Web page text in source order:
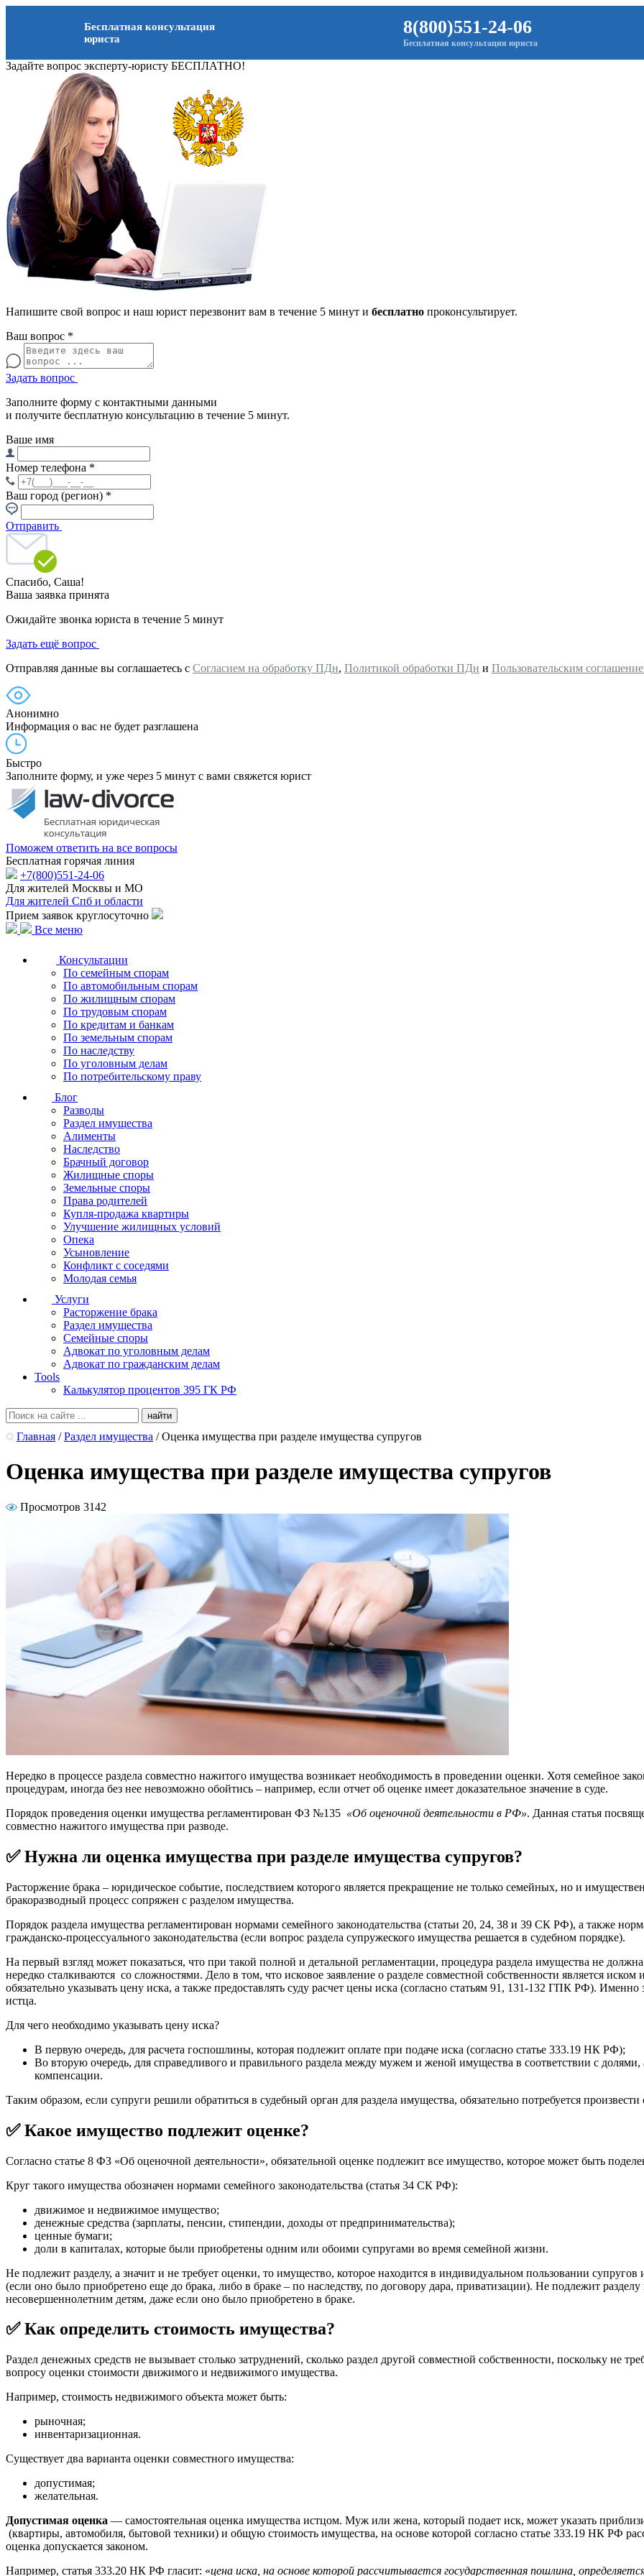
Бесплатная консультация
юриста
8(800)551-24-06
Бесплатная консультация юриста
Задайте вопрос эксперту-юристу БЕСПЛАТНО!
Напишите свой вопрос и наш юрист перезвонит вам в течение 5 минут и бесплатно проконсультирует.
Ваш вопрос *
Задать вопрос
Заполните форму с контактными данными
и получите бесплатную консультацию в течение 5 минут.
Ваше имя
Номер телефона *
Ваш город (регион) *
Отправить
Спасибо, Саша!
Ваша заявка принята
Ожидайте звонка юриста в течение 5 минут
Задать ещё вопрос
Отправляя данные вы соглашаетесь с Согласием на обработку ПДн, Политикой обработки ПДн и Пользовательским
Анонимно
Информация о вас не будет разглашена
Быстро
Заполните форму, и уже через 5 минут с вами свяжется юрист
Поможем ответить на все вопросы
Бесплатная горячая линия
+7(800)551-24-06
Для жителей Москвы и МО
Для жителей Спб и области
Прием заявок круглосуточно
Все меню
Консультации
По семейным спорам
По автомобильным спорам
По жилищным спорам
По трудовым спорам
По кредитам и банкам
По земельным спорам
По наследству
По уголовным делам
По потребительскому праву
Блог
Разводы
Раздел имущества
Алименты
Наследство
Брачный договор
Жилищные споры
Земельные споры
Права родителей
Купля-продажа квартиры
Улучшение жилищных условий
Опека
Усыновление
Конфликт с соседями
Молодая семья
Услуги
Расторжение брака
Раздел имущества
Семейные споры
Адвокат по уголовным делам
Адвокат по гражданским делам
Tools
Калькулятор процентов 395 ГК РФ
Главная / Раздел имущества / Оценка имущества при разделе имущества супругов
Оценка имущества при разделе имущества супругов
Просмотров 3142
Нередко в процессе раздела совместно нажитого имущества возникает необходимость в проведении оценки. Хотя семейное
процедурам, иногда без нее невозможно обойтись – например, если отчет об оценке имеет доказательное значение в суде.
Порядок проведения оценки имущества регламентирован ФЗ №135 «Об оценочной деятельности в РФ». Данная статья
совместно нажитого имущества при разводе.
✅ Нужна ли оценка имущества при разделе имущества супругов?
Расторжение брака – юридическое событие, последствием которого является прекращение не только семейных, но и
бракоразводный процесс сопряжен с разделом имущества.
Порядок раздела имущества регламентирован нормами семейного законодательства (статьи 20, 24, 38 и 39 СК РФ), а также
гражданско-процессуального законодательства (если вопрос раздела супружеского имущества решается в судебном порядке).
На первый взгляд может показаться, что при такой полной и детальной регламентации, процедура раздела имущества не
нередко сталкиваются со сложностями. Дело в том, что исковое заявление о разделе совместной собственности является
обязательно указывать цену иска, а также предоставлять суду расчет цены иска (согласно статьям 91, 131-132 ГПК РФ). Именно
истца.
Для чего необходимо указывать цену иска?
В первую очередь, для расчета госпошлины, которая подлежит оплате при подаче иска (согласно статье 333.19 НК РФ);
Во вторую очередь, для справедливого и правильного раздела между мужем и женой имущества в соответствии с долями,
компенсации.
Таким образом, если супруги решили обратиться в судебный орган для раздела имущества, обязательно потребуется
✅ Какое имущество подлежит оценке?
Согласно статье 8 ФЗ «Об оценочной деятельности», обязательной оценке подлежит все имущество, которое может быть
Круг такого имущества обозначен нормами семейного законодательства (статья 34 СК РФ):
движимое и недвижимое имущество;
денежные средства (зарплаты, пенсии, стипендии, доходы от предпринимательства);
ценные бумаги;
доли в капиталах, которые были приобретены одним или обоими супругами во время семейной жизни.
Не подлежит разделу, а значит и не требует оценки, то имущество, которое находится в индивидуальном пользовании
(если оно было приобретено еще до брака, либо в браке – по наследству, по договору дара, приватизации). Не подлежит
несовершеннолетним детям, даже если оно было приобретено в браке.
✅ Как определить стоимость имущества?
Раздел денежных средств не вызывает столько затруднений, сколько раздел другой совместной собственности, поскольку не
вопросу оценки стоимости движимого и недвижимого имущества.
Например, стоимость недвижимого объекта может быть:
рыночная;
инвентаризационная.
Существует два варианта оценки совместного имущества:
допустимая;
желательная.
Допустимая оценка — самостоятельная оценка имущества истцом. Муж или жена, который подает иск, может указать
(квартиры, автомобиля, бытовой техники) и общую стоимость имущества, на основе которой согласно статье 333.19 НК РФ
оценка допускается законом.
Например, статья 333.20 НК РФ гласит: «цена иска, на основе которой рассчитывается государственная пошлина,